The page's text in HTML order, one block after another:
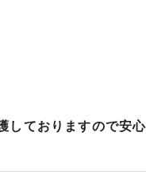
しておりますので安